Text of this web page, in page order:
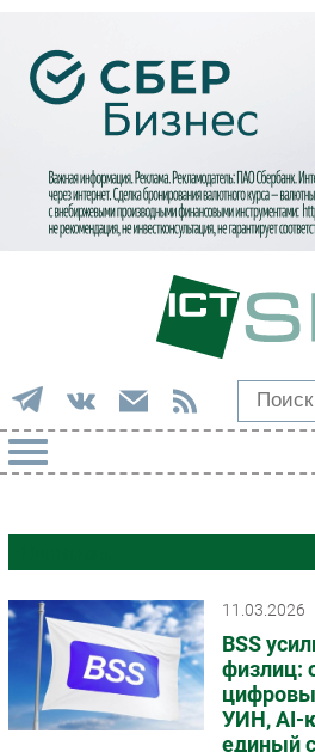
Импорто­замещение
Автоматизация
Интернет
Мобильная связь
Фиксированная связь
Интеграция
11.03.2026
BSS
физлиц:
УИН, AI-
единый